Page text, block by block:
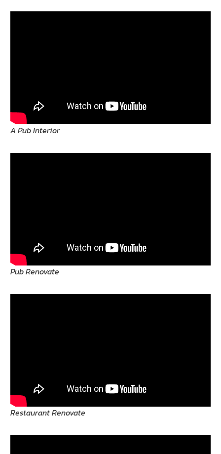
A Pub Interior
Pub Renovate
Restaurant Renovate